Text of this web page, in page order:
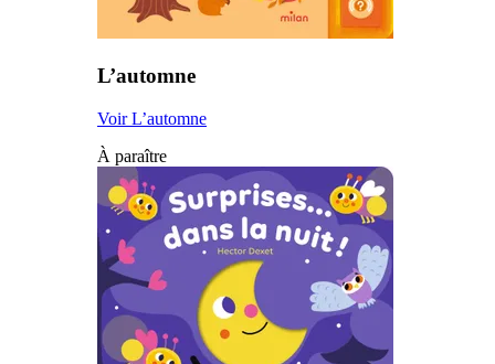
L’automne
Voir L’automne
À paraître